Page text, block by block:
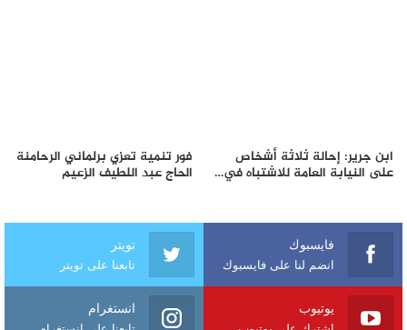
ابن جرير: إحالة ثلاثة أشخاص
على النيابة العامة للاشتباه في…
فور تنمية تعزي برلماني الرحامنة
الحاج عبد اللطيف الزعيم
فايسبوك
انضم لنا على فايسبوك
تويتر
تابعنا على تويتر
يوتيوب انستغرام